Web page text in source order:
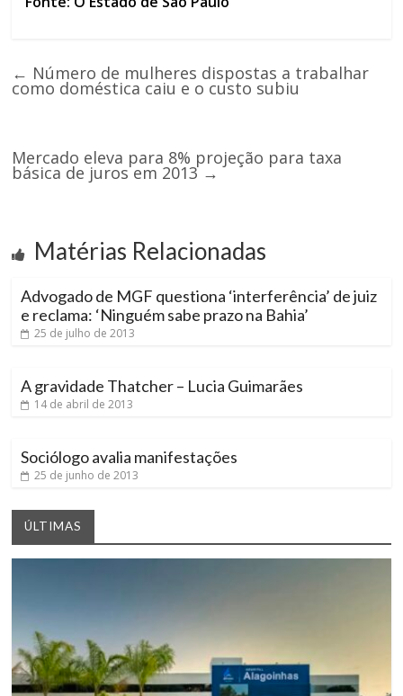
← Número de mulheres dispostas a trabalhar
como doméstica caiu e o custo subiu
Mercado eleva para 8% projeção para taxa
básica de juros em 2013 →
Matérias Relacionadas
Advogado de MGF questiona ‘interferência’ de juiz
e reclama: ‘Ninguém sabe prazo na Bahia’
25 de julho de 2013
A gravidade Thatcher – Lucia Guimarães
14 de abril de 2013
Sociólogo avalia manifestações
25 de junho de 2013
ÚLTIMAS